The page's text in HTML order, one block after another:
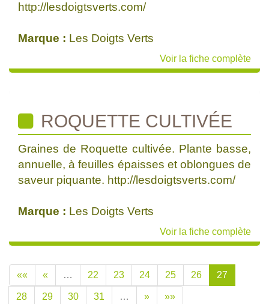
http://lesdoigtsverts.com/
Marque : Les Doigts Verts
Voir la fiche complète
ROQUETTE CULTIVÉE
Graines de Roquette cultivée. Plante basse,
annuelle, à feuilles épaisses et oblongues de
saveur piquante. http://lesdoigtsverts.com/
Marque : Les Doigts Verts
Voir la fiche complète
«« « … 22 23 24 25 26 27
28 29 30 31 … » »»